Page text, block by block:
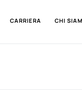
CARRIERA CHI